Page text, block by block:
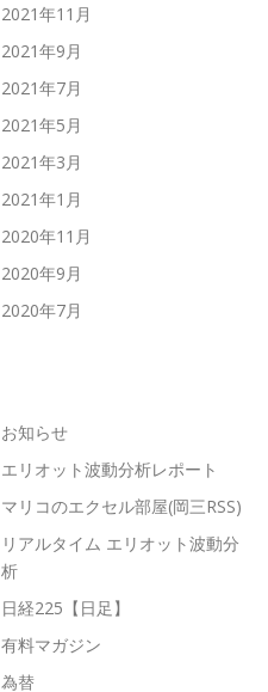
2021年11月
2021年9月
2021年7月
2021年5月
2021年3月
2021年1月
2020年11月
2020年9月
2020年7月
お知らせ
エリオット波動分析レポート
マリコのエクセル部屋(岡三RSS)
リアルタイム エリオット波動分
析
日経225【日足】
有料マガジン
為替